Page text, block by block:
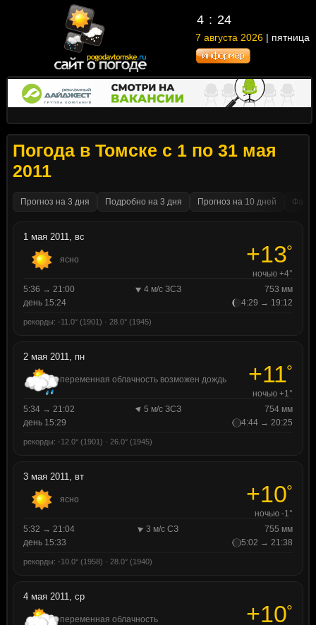
4 24
7 августа 2026 | пятница
Погода в Томске с 1 по 31 мая
2011
Прогноз на 3 дня Подробно на 3 дня Прогноз на 10 дней
1 мая 2011, вс
ясно +13°
ночью +4°
5:36 → 21:00
4 м/с ЗСЗ
753 мм
день 15:24
4:29 → 19:12
рекорды: -11.0° (1901) · 28.0° (1945)
2 мая 2011, пн
переменная облачность возможен дождь +11°
ночью +1°
5:34 → 21:02
5 м/с ЗСЗ
754 мм
день 15:29
4:44 → 20:25
рекорды: -12.0° (1901) · 26.0° (1945)
3 мая 2011, вт
ясно +10°
ночью -1°
5:32 → 21:04
3 м/с СЗ
755 мм
день 15:33
5:02 → 21:38
рекорды: -10.0° (1958) · 28.0° (1940)
4 мая 2011, ср
переменная облачность +10°